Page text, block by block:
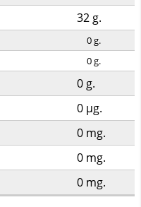
32 g.
0g.
0g.
0 g.
0 µg.
0 mg.
0 mg.
0 mg.